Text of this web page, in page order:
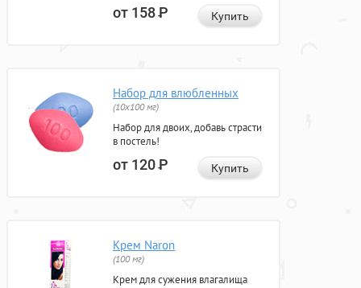
от 158Р Купить
Набор для влюбленных
(10х100 мг)
Набор для двоих, добавь страсти
в постель!
от 120Р Купить
Крем Naron
(100 мг)
Крем для сужения влагалища